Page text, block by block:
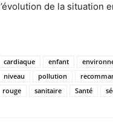
de la situation
cardiaque enfant
niveau pollution
rouge sanitaire Santé